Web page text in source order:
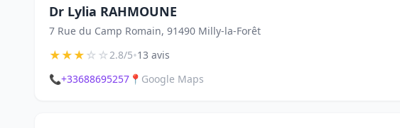
Dr Lylia RAHMOUNE
7 Rue du Camp Romain, 91490 Milly-la-Forêt
★★★☆☆2.8/5•13 avis
📞+33688695257 📍 Google Maps